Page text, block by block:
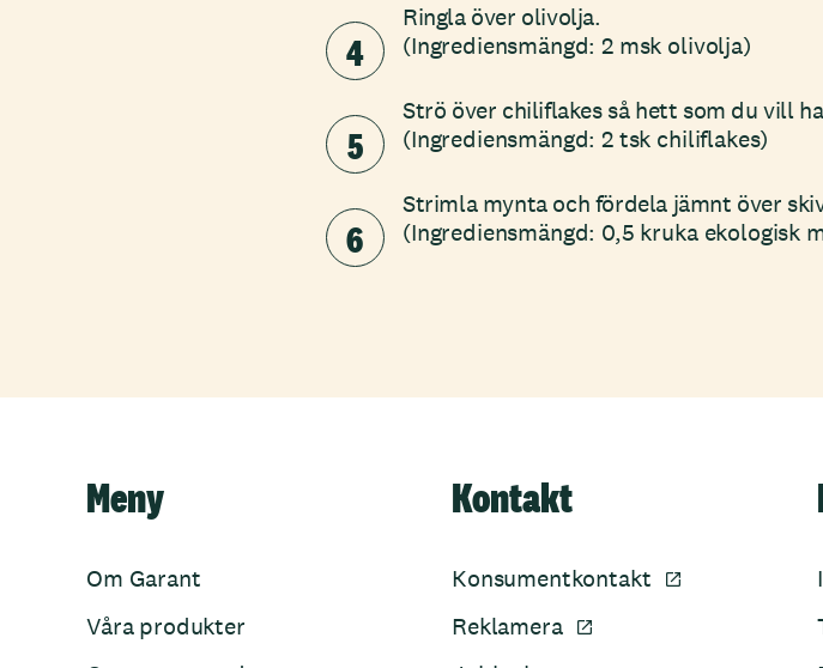
4
Ringla över olivolja.
(Ingrediensmängd: 2 msk olivolja)
5
Strö över chiliflakes så hett som du vill
(Ingrediensmängd: 2 tsk chiliflakes)
6
Strimla mynta och fördela jämnt över
(Ingrediensmängd: 0,5 kruka ekologisk
Meny
Om Garant
Våra produkter
Kontakt
Konsumentkontakt
Reklamera